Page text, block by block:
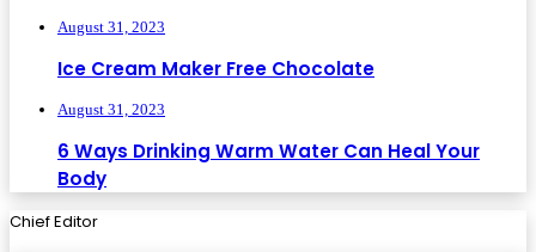
August 31, 2023
Ice Cream Maker Free Chocolate
August 31, 2023
6 Ways Drinking Warm Water Can Heal Your
Body
Chief Editor